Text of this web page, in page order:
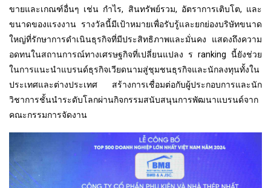
ขายและเกณฑ์อื่นๆ เช่น กำไร, สินทรัพย์รวม, อัตราการเติบโต, และ
ขนาดของแรงงาน รางวัลนี้มีเป้าหมายเพื่อรับรู้และยกย่องบริษัทขนาด
ใหญ่ที่รักษาการดำเนินธุรกิจที่มีประสิทธิภาพและมั่นคง แสดงถึงความ
อดทนในสถานการณ์ทางเศรษฐกิจที่เปลี่ยนแปลง ร ranking นี้ยังช่วย
ในการแนะนำแบรนด์ธุรกิจเวียดนามสู่ชุมชนธุรกิจและนักลงทุนทั้งใน
ประเทศและต่างประเทศ สร้างการเชื่อมต่อกับผู้ประกอบการและนัก
วิชาการชั้นนำระดับโลกผ่านกิจกรรมสนับสนุนการพัฒนาแบรนด์จาก
คณะกรรมการจัดงาน